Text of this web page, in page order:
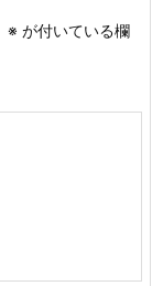
※ が付いている欄